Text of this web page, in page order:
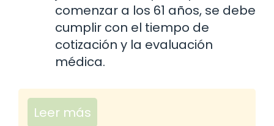
comenzar a los 61 años, se debe
cumplir con el tiempo de
cotización y la evaluación
médica.
Leer más